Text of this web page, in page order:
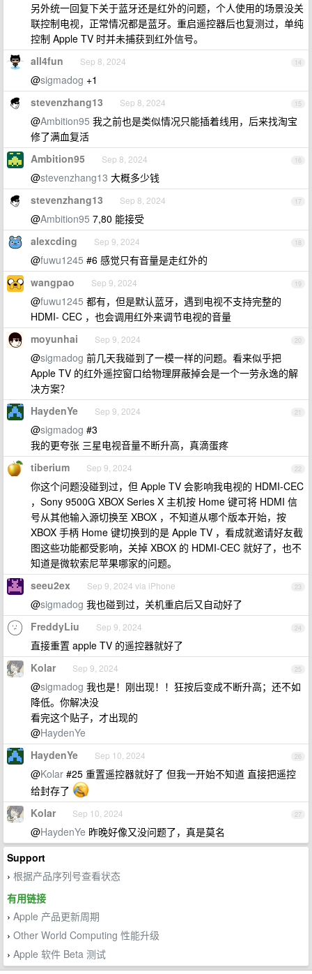
另外统一回复下关于蓝牙还是红外的问题，个人使用的场景没关
联控制电视，正常情况都是蓝牙。重启遥控器后也复测过，单纯
控制 Apple TV 时并未捕获到红外信号。
14
all4fun Sep 8, 2024
@sigmadog +1
15
stevenzhang13 Sep 8, 2024
@Ambition95 我之前也是类似情况只能插着线用，后来找淘宝
修了满血复活
16
Ambition95 Sep 8, 2024
@stevenzhang13 大概多少钱
17
stevenzhang13 Sep 8, 2024
@Ambition95 7,80 能接受
18
alexcding Sep 9, 2024
@fuwu1245 #6 感觉只有音量是走红外的
19
wangpao Sep 9, 2024
@fuwu1245 都有，但是默认蓝牙，遇到电视不支持完整的
HDMI- CEC ，也会调用红外来调节电视的音量
20
moyunhai Sep 9, 2024
@sigmadog 前几天我碰到了一模一样的问题。看来似乎把
Apple TV 的红外遥控窗口给物理屏蔽掉会是一个一劳永逸的解
决方案？
21
HaydenYe Sep 9, 2024
@sigmadog #3
我的更夸张 三星电视音量不断升高，真滴蛋疼
22
tiberium Sep 9, 2024
你这个问题没碰到过，但 Apple TV 会影响我电视的 HDMI-CEC
，Sony 9500G XBOX Series X 主机按 Home 键可将 HDMI 信
号从其他输入源切换至 XBOX ，不知道从哪个版本开始，按
XBOX 手柄 Home 键切换到的是 Apple TV ，看成就邀请好友截
图这些功能都受影响，关掉 XBOX 的 HDMI-CEC 就好了，也不
知道是微软索尼苹果哪家的问题。
23
seeu2ex Sep 9, 2024 via iPhone
@sigmadog 我也碰到过，关机重启后又自动好了
24
FreddyLiu Sep 9, 2024
直接重置 apple TV 的遥控器就好了
25
Kolar Sep 9, 2024
@sigmadog 我也是！刚出现！！狂按后变成不断升高；还不如
降低。你解决没
看完这个贴子，才出现的
@HaydenYe
26
HaydenYe Sep 10, 2024
@Kolar #25 重置遥控器就好了 但我一开始不知道 直接把遥控
给封存了
27
Kolar Sep 10, 2024
@HaydenYe 昨晚好像又没问题了，真是莫名
Support
› 根据产品序列号查看状态
有用链接
› Apple 产品更新周期
› Other World Computing 性能升级
› Apple 软件 Beta 测试